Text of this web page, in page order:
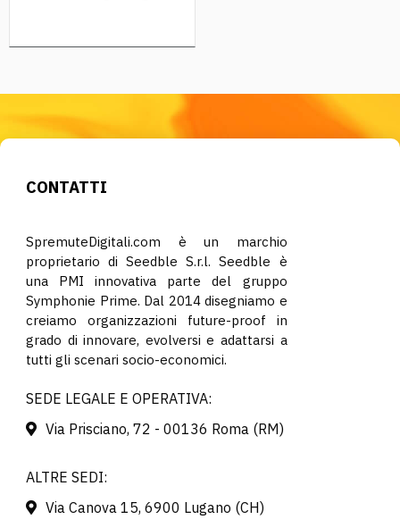
CONTATTI
SpremuteDigitali.com è un marchio
proprietario di Seedble S.r.l. Seedble è
una PMI innovativa parte del gruppo
Symphonie Prime. Dal 2014 disegniamo e
creiamo organizzazioni future-proof in
grado di innovare, evolversi e adattarsi a
tutti gli scenari socio-economici.
SEDE LEGALE E OPERATIVA:
Via Prisciano, 72 - 00136 Roma (RM)
ALTRE SEDI:
Via Canova 15, 6900 Lugano (CH)